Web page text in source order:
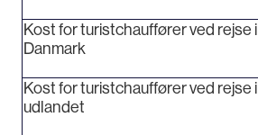
Kost for turistchauffører ved rejse i
Danmark
Kost for turistchauffører ved rejse i
udlandet